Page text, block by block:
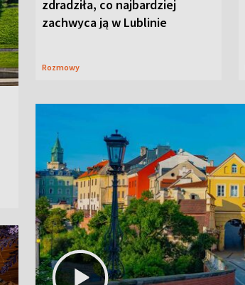
zdradziła, co najbardziej
zachwyca ją w Lublinie
Rozmowy